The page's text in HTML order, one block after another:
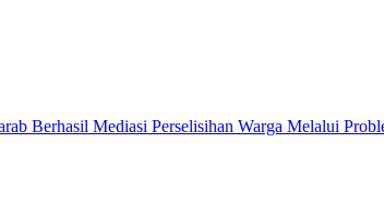
Berhasil Mediasi Perselisihan Warga Melalui